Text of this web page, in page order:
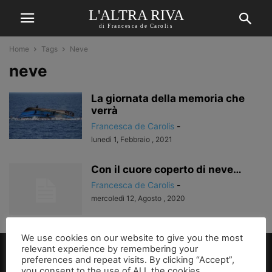
L'ALTRA RIVA
di Francesca de Carolis
Home Tags Neve
neve
La giornata della memoria che
verrà
Francesca de Carolis -
lunedì 1, Febbraio , 2021
Con il cuore coperto di neve…
Francesca de Carolis -
mercoledì 12, Agosto , 2020
We use cookies on our website to give you the most
relevant experience by remembering your
preferences and repeat visits. By clicking “Accept”,